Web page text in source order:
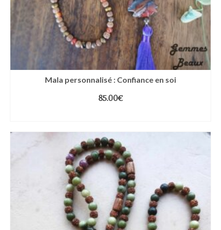
Mala personnalisé : Confiance en soi
85.00€